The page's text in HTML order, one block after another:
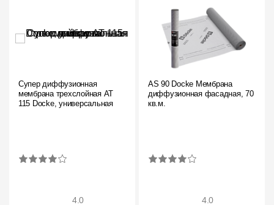
Супер диффузионная
мембрана трехслойная AT
115 Docke, универсальная
4.0
AS 90 Docke Мембрана
диффузионная фасадная, 70
кв.м.
4.0